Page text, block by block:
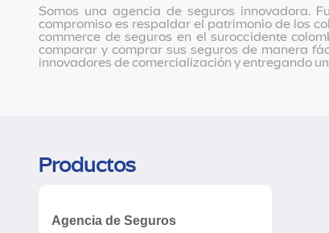
Somos una agencia de seguros innovadora.
compromiso es respaldar el patrimonio de los
commerce de seguros en el suroccidente
comparar y comprar sus seguros de manera
innovadores de comercialización y entregando
Productos
Agencia de Seguros